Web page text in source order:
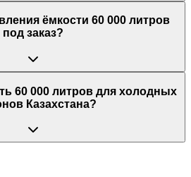
ёмкости 60 000 литров
под заказ?
60 000 литров для холодных
Казахстана?